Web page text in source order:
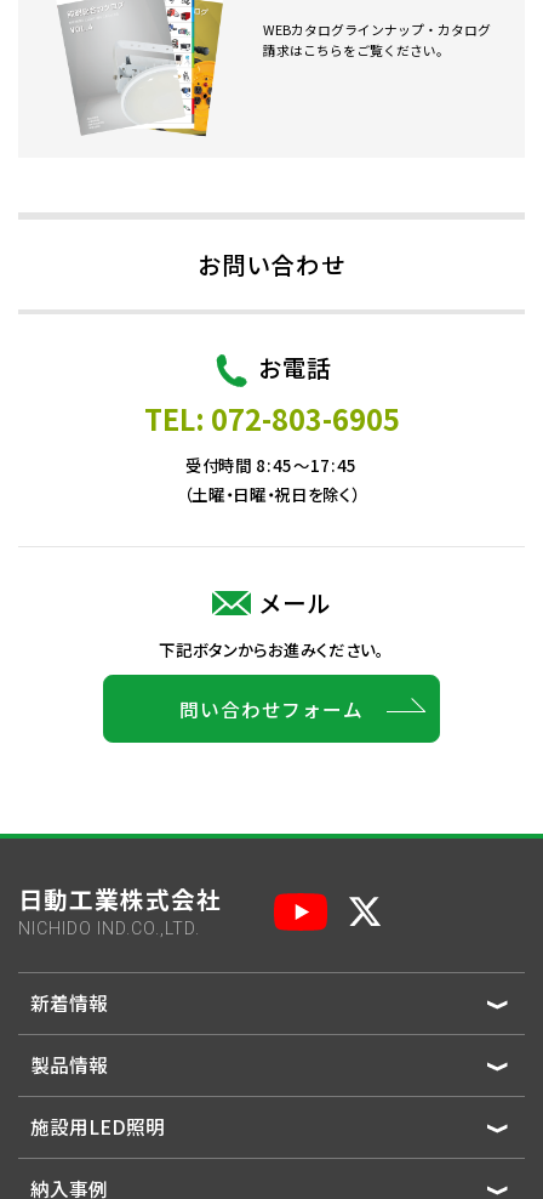
WEBカタログラインナップ・カタログ
請求はこちらをご覧ください。
お問い合わせ
お電話
TEL: 072-803-6905
受付時間 8:45～17:45
（土曜・日曜・祝日を除く）
メール
下記ボタンからお進みください。
問い合わせフォーム
日動工業株式会社
NICHIDO IND.CO.,LTD.
新着情報
製品情報
施設用LED照明
納入事例